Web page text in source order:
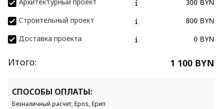
300 BYN
Строительный проект
800 BYN
Доставка проекта
0 BYN
Итого: 1 100 BYN
СПОСОБЫ ОПЛАТЫ:
Безналичный расчет, Epos, Ерип